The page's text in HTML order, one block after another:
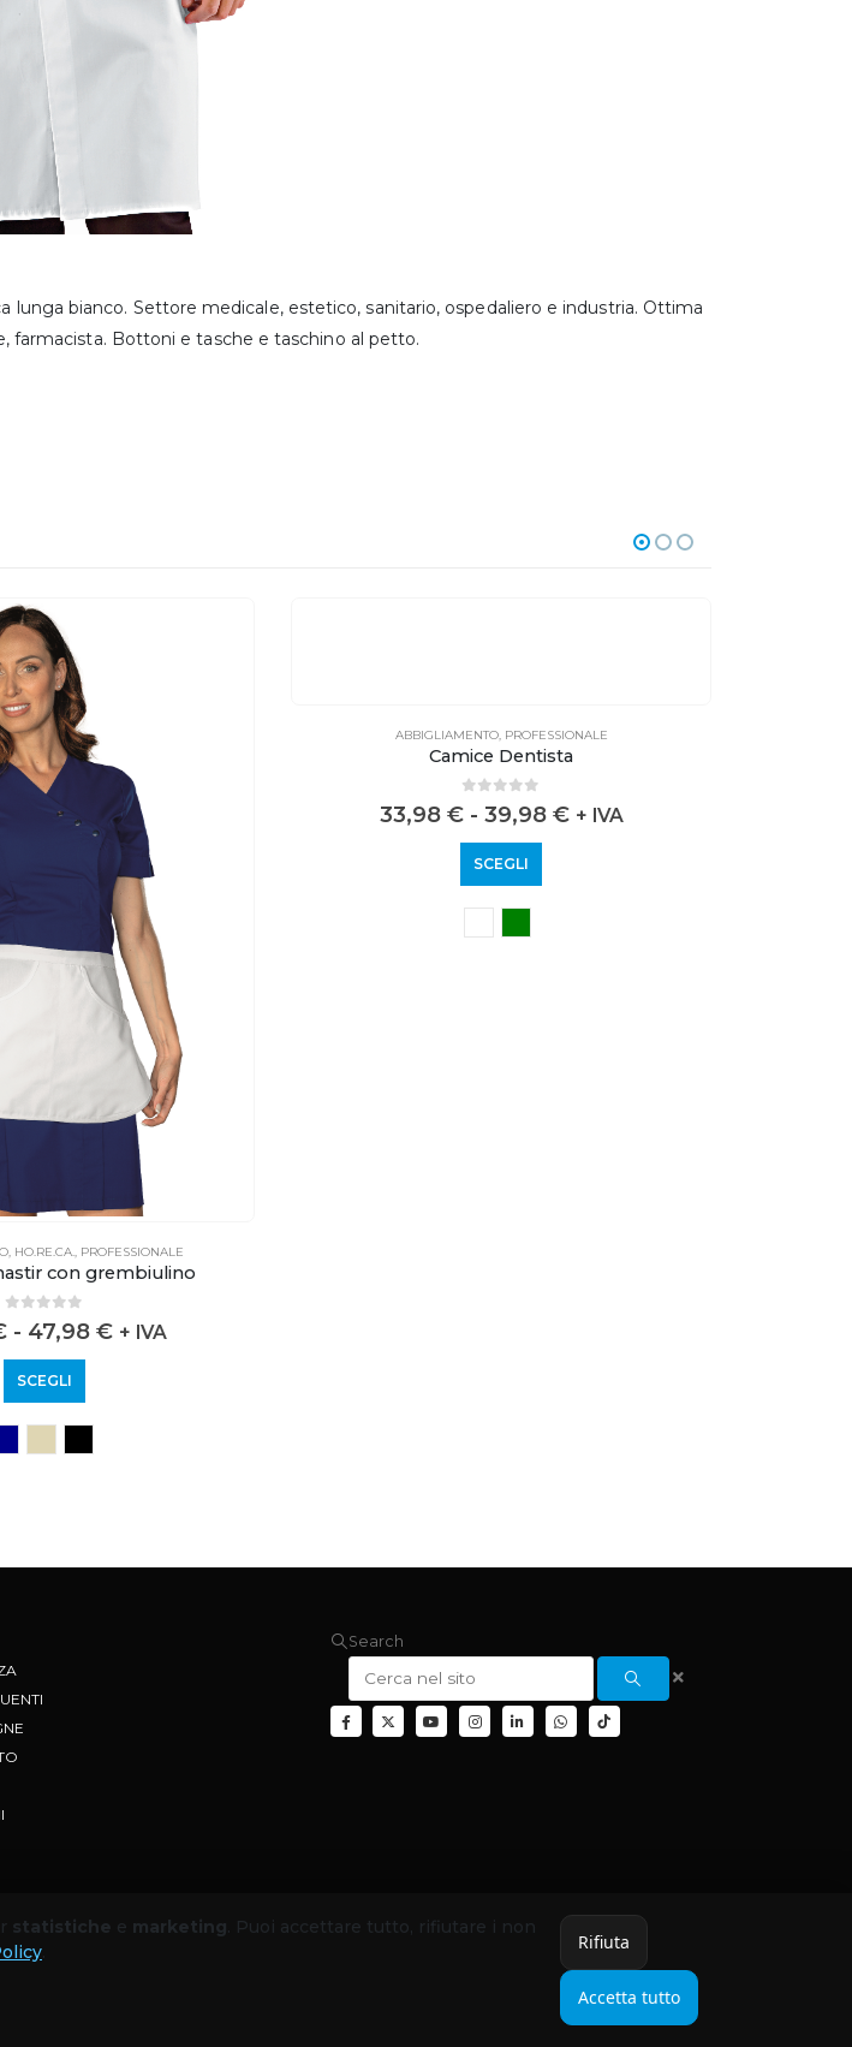
lunga bianco. Settore medicale, estetico, sanitario, ospedaliero e industria. Ottima
farmacista. Bottoni e tasche e taschino al petto.
, HO.RE.CA., PROFESSIONALE
con grembiulino
out of 5
- 47,98 € + IVA
SCEGLI
Search
statistiche e marketing. Puoi accettare tutto, rifiutare i non
. Rifiuta
Accetta tutto